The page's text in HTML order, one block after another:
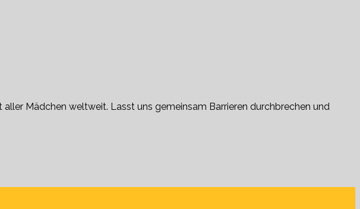
Mädchen weltweit. Lasst uns gemeinsam Barrieren durchbrechen und